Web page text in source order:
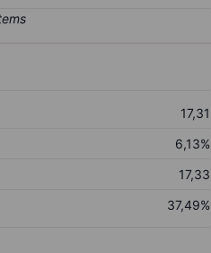
17,31
6,13%
17,33
37,49%